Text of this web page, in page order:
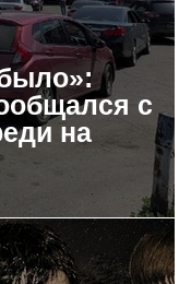
с
на